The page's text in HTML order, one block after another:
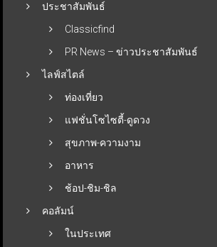
ประชาสัมพันธ์
Classicfind
PR News – ข่าวประชาสัมพันธ์
ไลฟ์สไตล์
ท่องเที่ยว
แฟชั่นโซไซตี้-ดูดวง
สุขภาพ-ความงาม
อาหาร
ช้อป-ชิม-ชิล
คอลัมน์
ในประเทศ